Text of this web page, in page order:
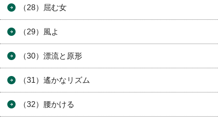
（28）屈む女
（29）風よ
（30）漂流と原形
（31）遙かなリズム
（32）腰かける